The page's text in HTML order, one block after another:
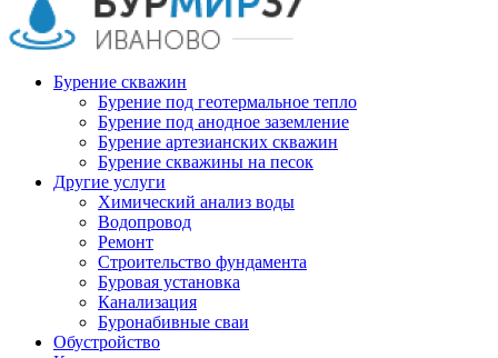
Бурение скважин
Бурение под геотермальное тепло
Бурение под анодное заземление
Бурение артезианских скважин
Бурение скважины на песок
Другие услуги
Химический анализ воды
Водопровод
Ремонт
Строительство фундамента
Буровая установка
Канализация
Буронабивные сваи
Обустройство